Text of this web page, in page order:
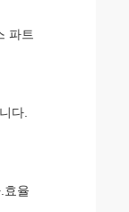
파트
다.
효율